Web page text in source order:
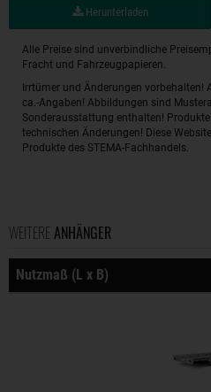
Herunterladen
Alle Preise sind unverbindliche
Fracht und Fahrzeugpapieren.
Irrtümer und Änderungen vorbehalten!
ca.-Angaben! Abbildungen sind
Sonderausstattung enthalten!
technischen Änderungen! Diese
Produkte des STEMA-Fachhandels.
WEITERE ANHÄNGER
Nutzmaß (L x B)